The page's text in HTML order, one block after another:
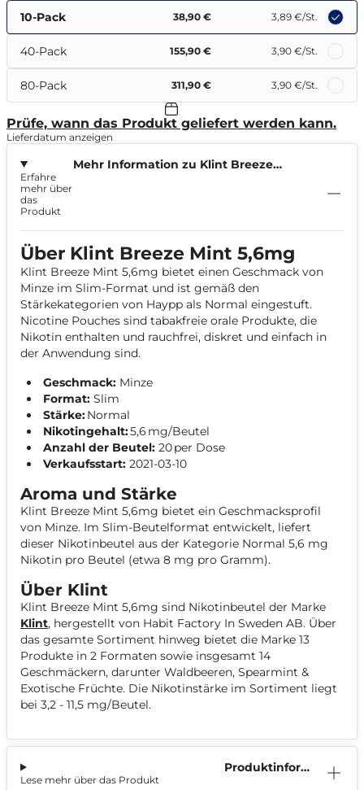
10-Pack 38,90 € 3,89 €/St.
40-Pack 155,90 € 3,90 €/St.
80-Pack 311,90 € 3,90 €/St.
Prüfe, wann das Produkt geliefert werden kann.
Lieferdatum anzeigen
Mehr Information zu Klint Breeze
Erfahre
mehr über
das
Produkt
Über Klint Breeze Mint 5,6mg
Klint Breeze Mint 5,6mg bietet einen Geschmack von
Minze im Slim-Format und ist gemäß den
Stärkekategorien von Haypp als Normal eingestuft.
Nicotine Pouches sind tabakfreie orale Produkte, die
Nikotin enthalten und rauchfrei, diskret und einfach in
der Anwendung sind.
Geschmack: Minze
Format: Slim
Stärke:Normal
Nikotingehalt:5,6 mg/Beutel
Anzahl der Beutel: 20 per Dose
Verkaufsstart: 2021-03-10
Aroma und Stärke
Klint Breeze Mint 5,6mg bietet ein Geschmacksprofil
von Minze. Im Slim-Beutelformat entwickelt, liefert
dieser Nikotinbeutel aus der Kategorie Normal 5,6 mg
Nikotin pro Beutel (etwa 8 mg pro Gramm).
Über Klint
Klint Breeze Mint 5,6mg sind Nikotinbeutel der Marke
Klint, hergestellt von Habit Factory In Sweden AB. Über
das gesamte Sortiment hinweg bietet die Marke 13
Produkte in 2 Formaten sowie insgesamt 14
Geschmäckern, darunter Waldbeeren, Spearmint &
Exotische Früchte. Die Nikotinstärke im Sortiment liegt
bei 3,2 - 11,5 mg/Beutel.
Produktinform
Lese mehr über das Produkt